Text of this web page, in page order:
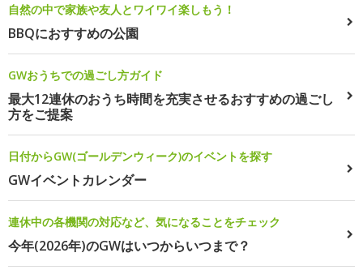
自然の中で家族や友人とワイワイ楽しもう！
BBQにおすすめの公園
GWおうちでの過ごし方ガイド
最大12連休のおうち時間を充実させるおすすめの過ごし
方をご提案
日付からGW(ゴールデンウィーク)のイベントを探す
GWイベントカレンダー
連休中の各機関の対応など、気になることをチェック
今年(2026年)のGWはいつからいつまで？